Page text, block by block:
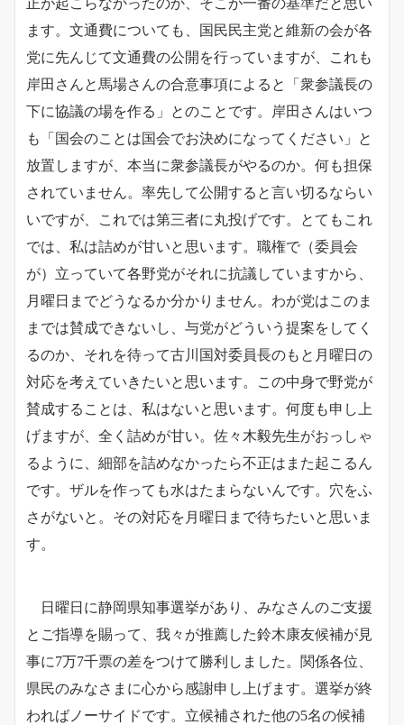
正が起こらなかったのか、そこが一番の基準だと思い
ます。文通費についても、国民民主党と維新の会が各
党に先んじて文通費の公開を行っていますが、これも
岸田さんと馬場さんの合意事項によると「衆参議長の
下に協議の場を作る」とのことです。岸田さんはいつ
も「国会のことは国会でお決めになってください」と
放置しますが、本当に衆参議長がやるのか。何も担保
されていません。率先して公開すると言い切るならい
いですが、これでは第三者に丸投げです。とてもこれ
では、私は詰めが甘いと思います。職権で（委員会
が）立っていて各野党がそれに抗議していますから、
月曜日までどうなるか分かりません。わが党はこのま
までは賛成できないし、与党がどういう提案をしてく
るのか、それを待って古川国対委員長のもと月曜日の
対応を考えていきたいと思います。この中身で野党が
賛成することは、私はないと思います。何度も申し上
げますが、全く詰めが甘い。佐々木毅先生がおっしゃ
るように、細部を詰めなかったら不正はまた起こるん
です。ザルを作っても水はたまらないんです。穴をふ
さがないと。その対応を月曜日まで待ちたいと思いま
す。
日曜日に静岡県知事選挙があり、みなさんのご支援
とご指導を賜って、我々が推薦した鈴木康友候補が見
事に7万7千票の差をつけて勝利しました。関係各位、
県民のみなさまに心から感謝申し上げます。選挙が終
わればノーサイドです。立候補された他の5名の候補